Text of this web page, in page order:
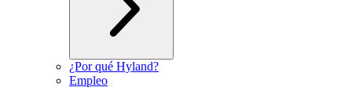
¿Por qué Hyland?
Empleo